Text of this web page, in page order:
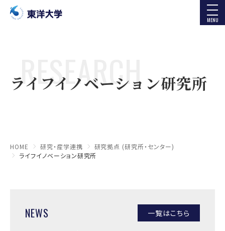
MENU
RESEARCH
ライフイノベーション研究所
HOME 研究・産学連携
研究拠点 (研究所・センター)
ライフイノベーション研究所
NEWS 一覧はこちら